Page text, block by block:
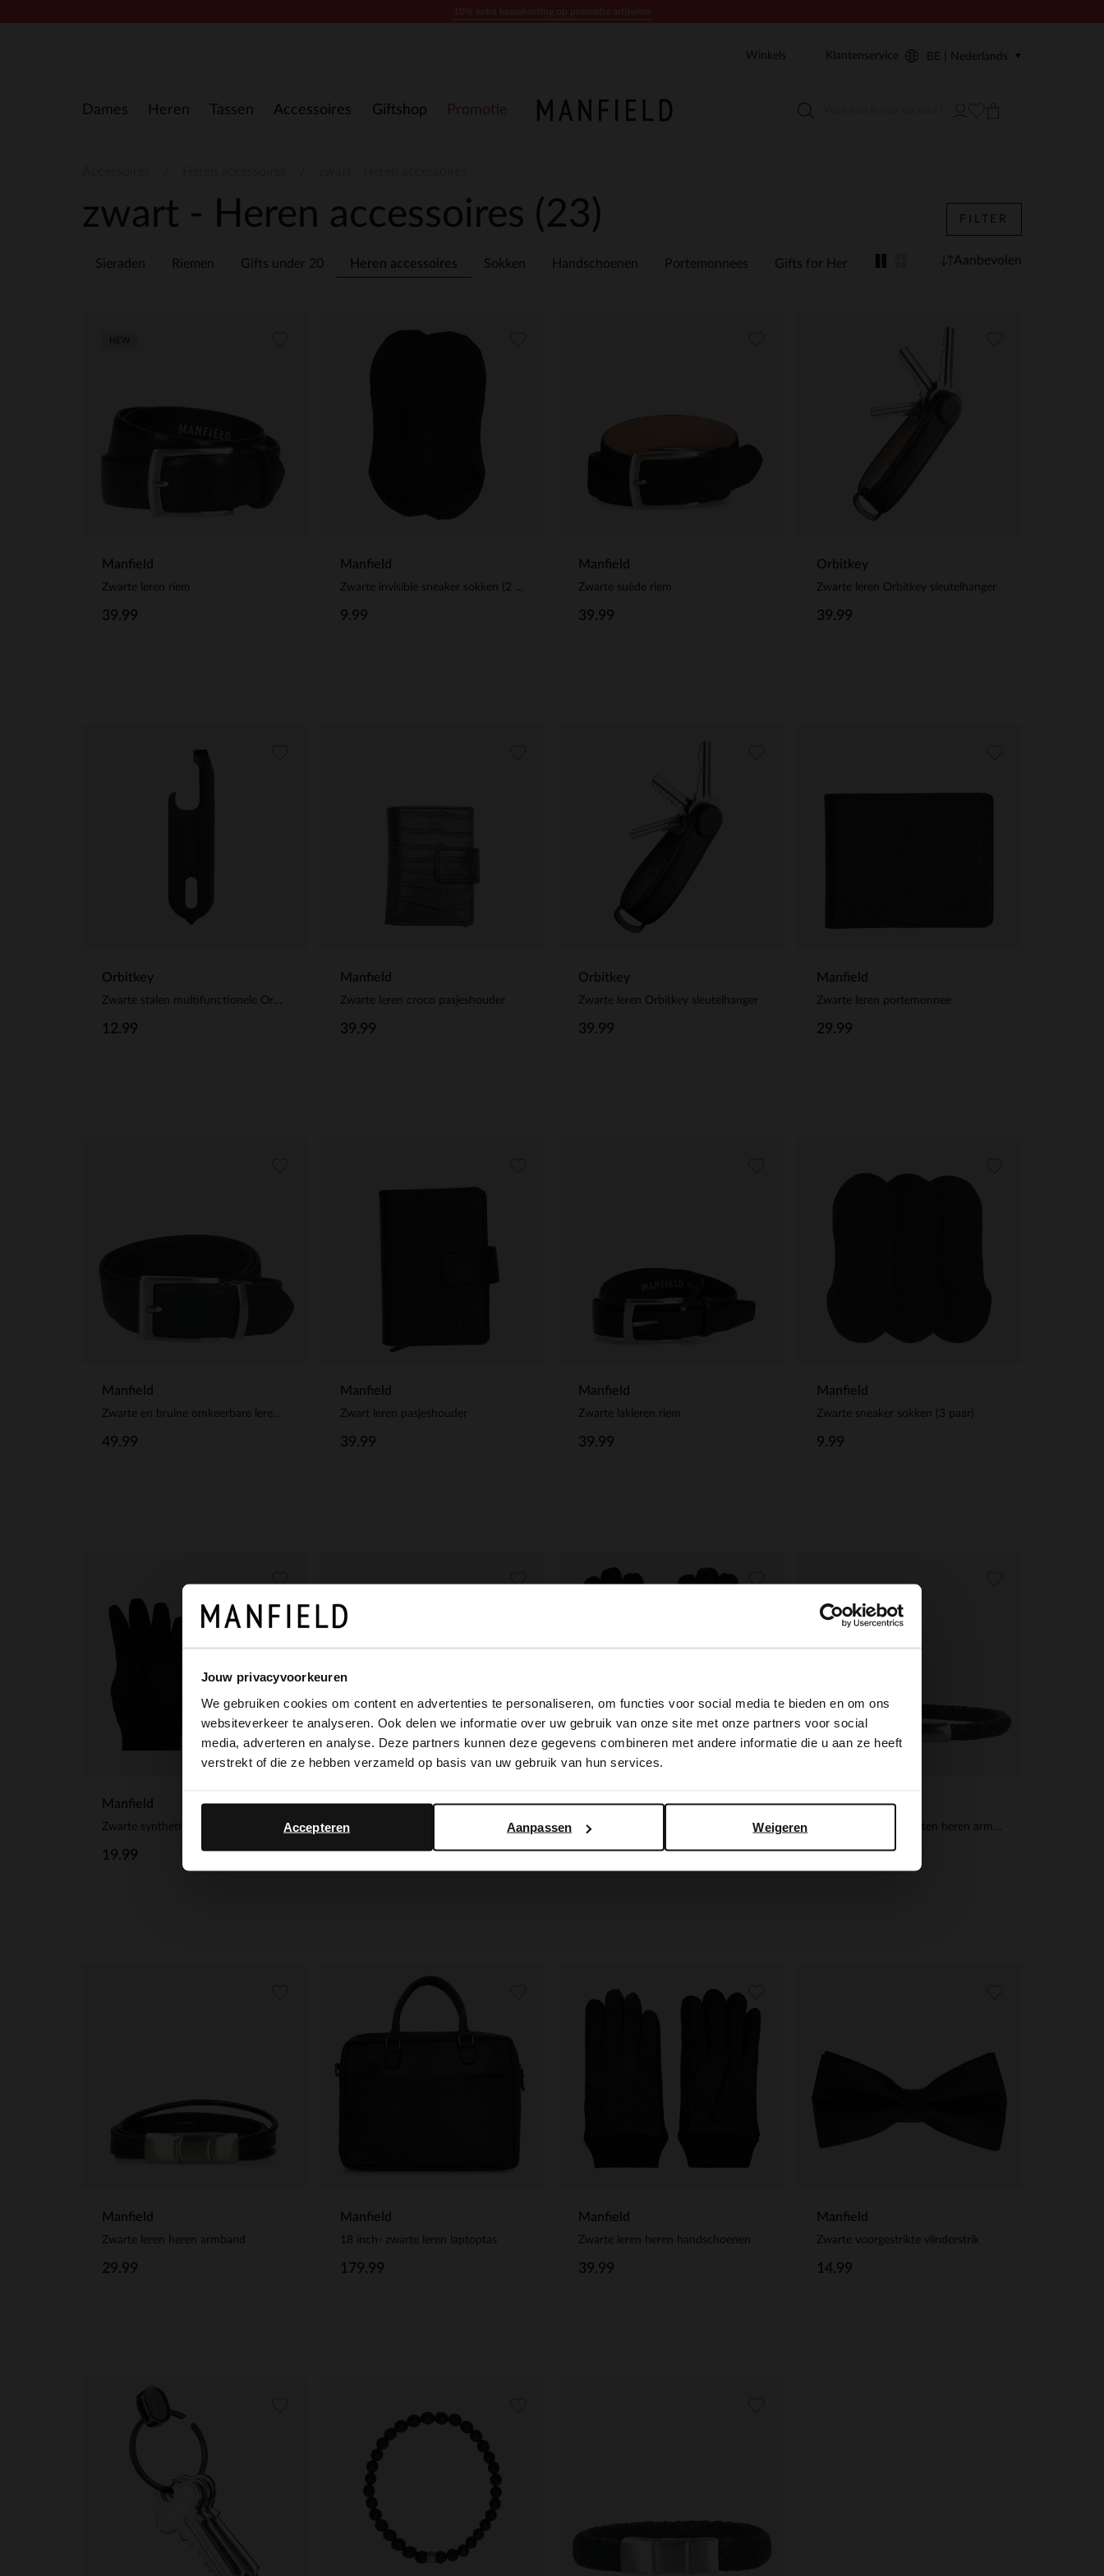
Jouw privacyvoorkeuren
We gebruiken cookies om content en advertenties te personaliseren, om functies voor social media te bieden en om ons
websiteverkeer te analyseren. Ook delen we informatie over uw gebruik van onze site met onze partners voor social
media, adverteren en analyse. Deze partners kunnen deze gegevens combineren met andere informatie die u aan ze heeft
verstrekt of die ze hebben verzameld op basis van uw gebruik van hun services.
Weigeren
Aanpassen
Accepteren
Dames Heren Tassen Accessoires Giftshop Promotie
Winkels Klantenservice BE | Nederlands
zwart - Heren accessoires (23)
Sieraden Riemen Gifts under 20 Heren accessoires Sokken Handschoenen Portemonnees Gifts for Her Gifts for Him Overig
FILTER
Aanbevolen
Manfield
Zwarte leren riem
39.99
Manfield
Zwarte invisible sneaker sokken (2 paar)
9.99
Manfield
Zwarte suède riem
39.99
Orbitkey
Zwarte leren Orbitkey sleutelhanger
39.99
Orbitkey
Zwarte stalen multifunctionele Orbitkey sleutelhanger
12.99
Manfield
Zwarte leren croco pasjeshouder
39.99
Orbitkey
Zwarte leren Orbitkey sleutelhanger
39.99
Manfield
Zwarte leren portemonnee
29.99
Manfield
Zwarte en bruine omkeerbare leren riem
49.99
Manfield
Zwart leren pasjeshouder
39.99
Manfield
Zwarte lakleren riem
39.99
Manfield
Zwarte sneaker sokken (3 paar)
9.99
Manfield
Zwarte synthetische handschoenen
19.99
Manfield
Set van 3 paar zwarte bamboe sokken
10.99
Manfield
Zwarte leren heren handschoenen
39.99
Manfield
Zwarte leren gevlochten heren armband
24.99
Manfield
Zwarte leren heren armband
29.99
Manfield
18 inch- zwarte leren laptoptas
179.99
Manfield
Zwarte leren heren handschoenen
39.99
Manfield
Zwarte voorgestrikte vlinderstrik
14.99
×
It looks like your language isn't Dutch. Would you like to